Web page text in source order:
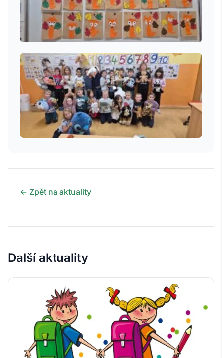
← Zpět na aktuality
Další aktuality